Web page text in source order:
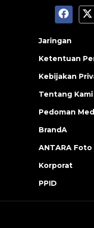
Jaringan
Ketentuan
Kebijakan
Tentang Kami
Pedoman
BrandA
ANTARA Foto
Korporat
PPID